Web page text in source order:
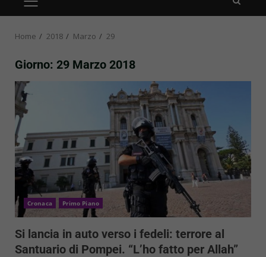
PRIMARY
MENU
Home 2018 Marzo 29
Giorno: 29 Marzo 2018
Cronaca Primo Piano
Si lancia in auto verso i fedeli: terrore al
Santuario di Pompei. “L’ho fatto per Allah”